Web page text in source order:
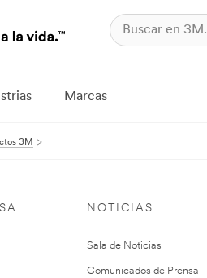
Marcas
3M
NOTICIAS
Sala de Noticias
Comunicados de Prensa